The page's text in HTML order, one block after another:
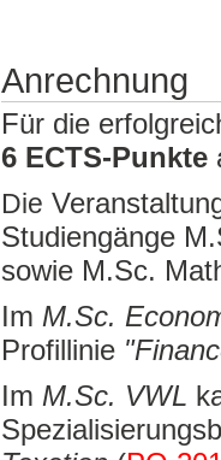
Anrechnung
Für die
6 ECTS-Punkte
Die
Studiengänge
sowie M.Sc.
Im M.Sc.
Profillinie
Im M.Sc. VWL